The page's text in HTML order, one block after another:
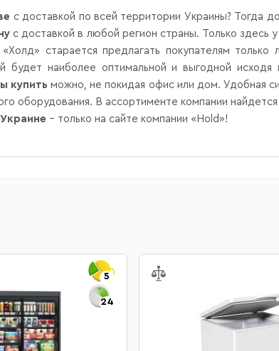
с доставкой по всей территории Украины? Тогда
с доставкой в любой регион страны. Только здесь
старается предлагать покупателям только
будет наиболее оптимальной и выгодной
купить можно, не покидая офис или дом. Удобная
оборудования. В ассортименте компании
– только на сайте компании «Hold»!
5
24